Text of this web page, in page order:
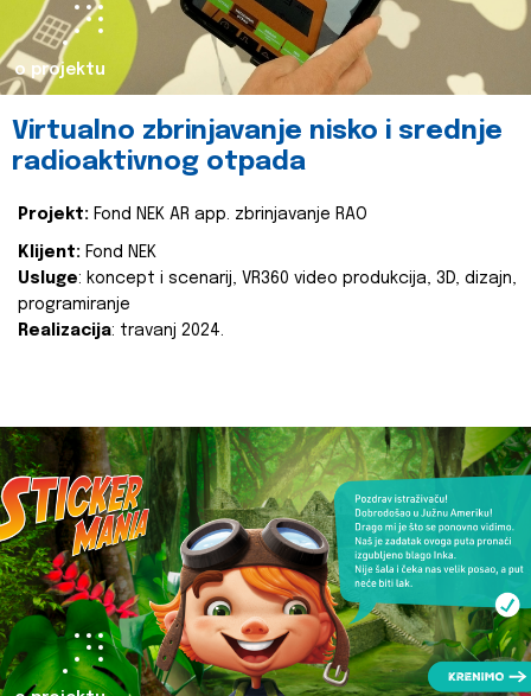
o projektu
Virtualno zbrinjavanje nisko i srednje
radioaktivnog otpada
Projekt: Fond NEK AR app. zbrinjavanje RAO
Klijent: Fond NEK
Usluge: koncept i scenarij, VR360 video produkcija, 3D, dizajn,
programiranje
Realizacija: travanj 2024.